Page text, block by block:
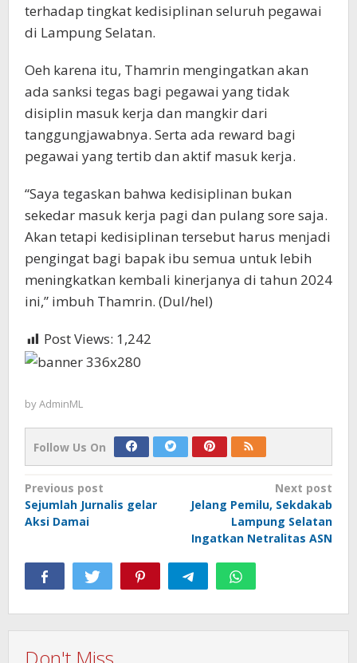
terhadap tingkat kedisiplinan seluruh pegawai
di Lampung Selatan.
Oeh karena itu, Thamrin mengingatkan akan
ada sanksi tegas bagi pegawai yang tidak
disiplin masuk kerja dan mangkir dari
tanggungjawabnya. Serta ada reward bagi
pegawai yang tertib dan aktif masuk kerja.
“Saya tegaskan bahwa kedisiplinan bukan
sekedar masuk kerja pagi dan pulang sore saja.
Akan tetapi kedisiplinan tersebut harus menjadi
pengingat bagi bapak ibu semua untuk lebih
meningkatkan kembali kinerjanya di tahun 2024
ini,” imbuh Thamrin. (Dul/hel)
Post Views: 1,242
byAdminML
Follow Us On
Post
navigation
Previous post
Sejumlah Jurnalis gelar
Aksi Damai
Next post
Jelang Pemilu, Sekdakab
Lampung Selatan
Ingatkan Netralitas ASN